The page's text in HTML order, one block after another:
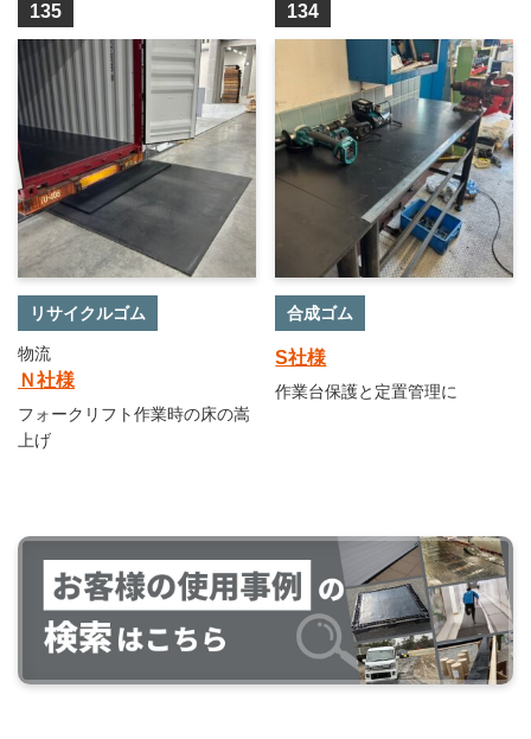
135
リサイクルゴム
物流
Ｎ社様
フォークリフト作業時の床の嵩
上げ
134
合成ゴム
S社様
作業台保護と定置管理に